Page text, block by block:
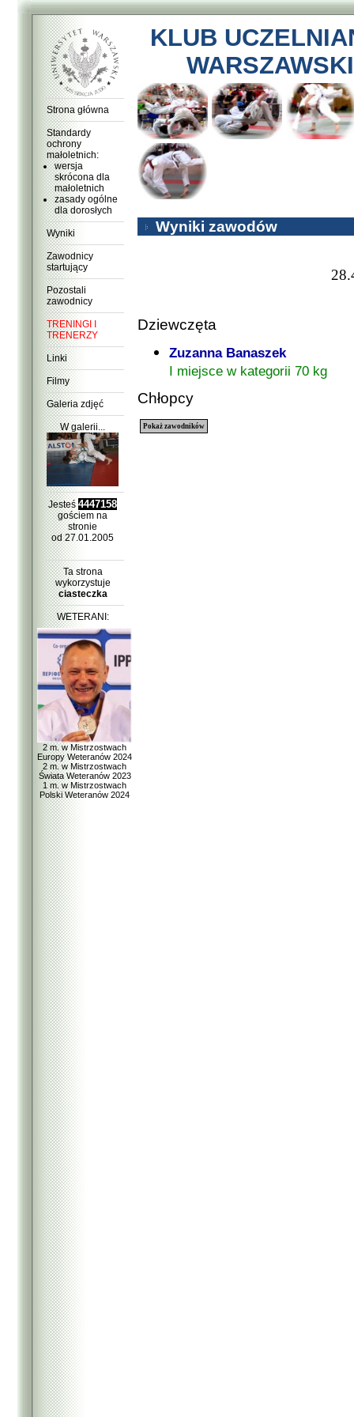
Strona główna
Standardy
ochrony
małoletnich:
wersja
skrócona dla
małoletnich
zasady ogólne
dla dorosłych
Wyniki
Zawodnicy
startujący
Pozostali
zawodnicy
TRENINGI I
TRENERZY
Linki
Filmy
Galeria zdjęć
W galerii...
Jesteś4447158
gościem na
stronie
od 27.01.2005
Ta strona
wykorzystuje
ciasteczka
WETERANI:
2 m. w Mistrzostwach
Europy Weteranów 2024
2 m. w Mistrzostwach
Świata Weteranów 2023
1 m. w Mistrzostwach
Polski Weteranów 2024
KLUB
Wyniki zawodów
Dziewczęta
Zuzanna Banaszek
I miejsce w kategorii 70 kg
Chłopcy
Pokaż zawodników